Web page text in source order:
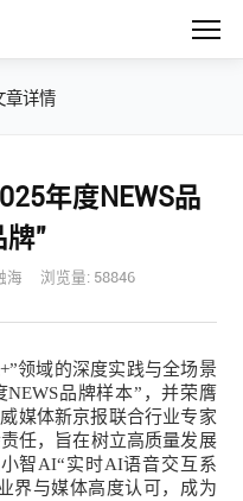
章详情
年度NEWS品
”
海 浏览量: 58846
领域的深度实践与全场景
品牌样本”，并荣膺
媒体新京报联合行业专家
任，旨在树立高质量发展
智AI“实时AI语音交互系
界与媒体高度认可，成为